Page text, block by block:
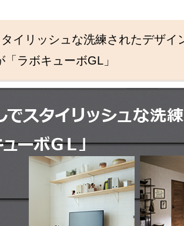
イリッシュな洗練されたデザイ
「ラボキューボGL」